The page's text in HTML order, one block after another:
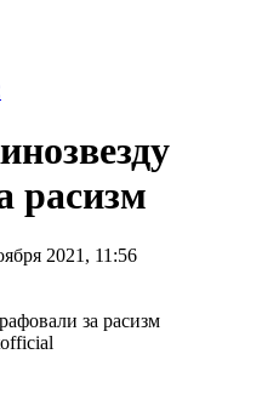
расизм
2021, 11:56